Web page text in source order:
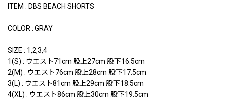
ITEM : DBS BEACH SHORTS
COLOR : GRAY
SIZE : 1,2,3,4
1(S) : ウエスト71cm 股上27cm 股下16.5cm
2(M) : ウエスト76cm 股上28cm 股下17.5cm
3(L) : ウエスト81cm 股上29cm 股下18.5cm
4(XL) : ウエスト86cm 股上30cm 股下19.5cm